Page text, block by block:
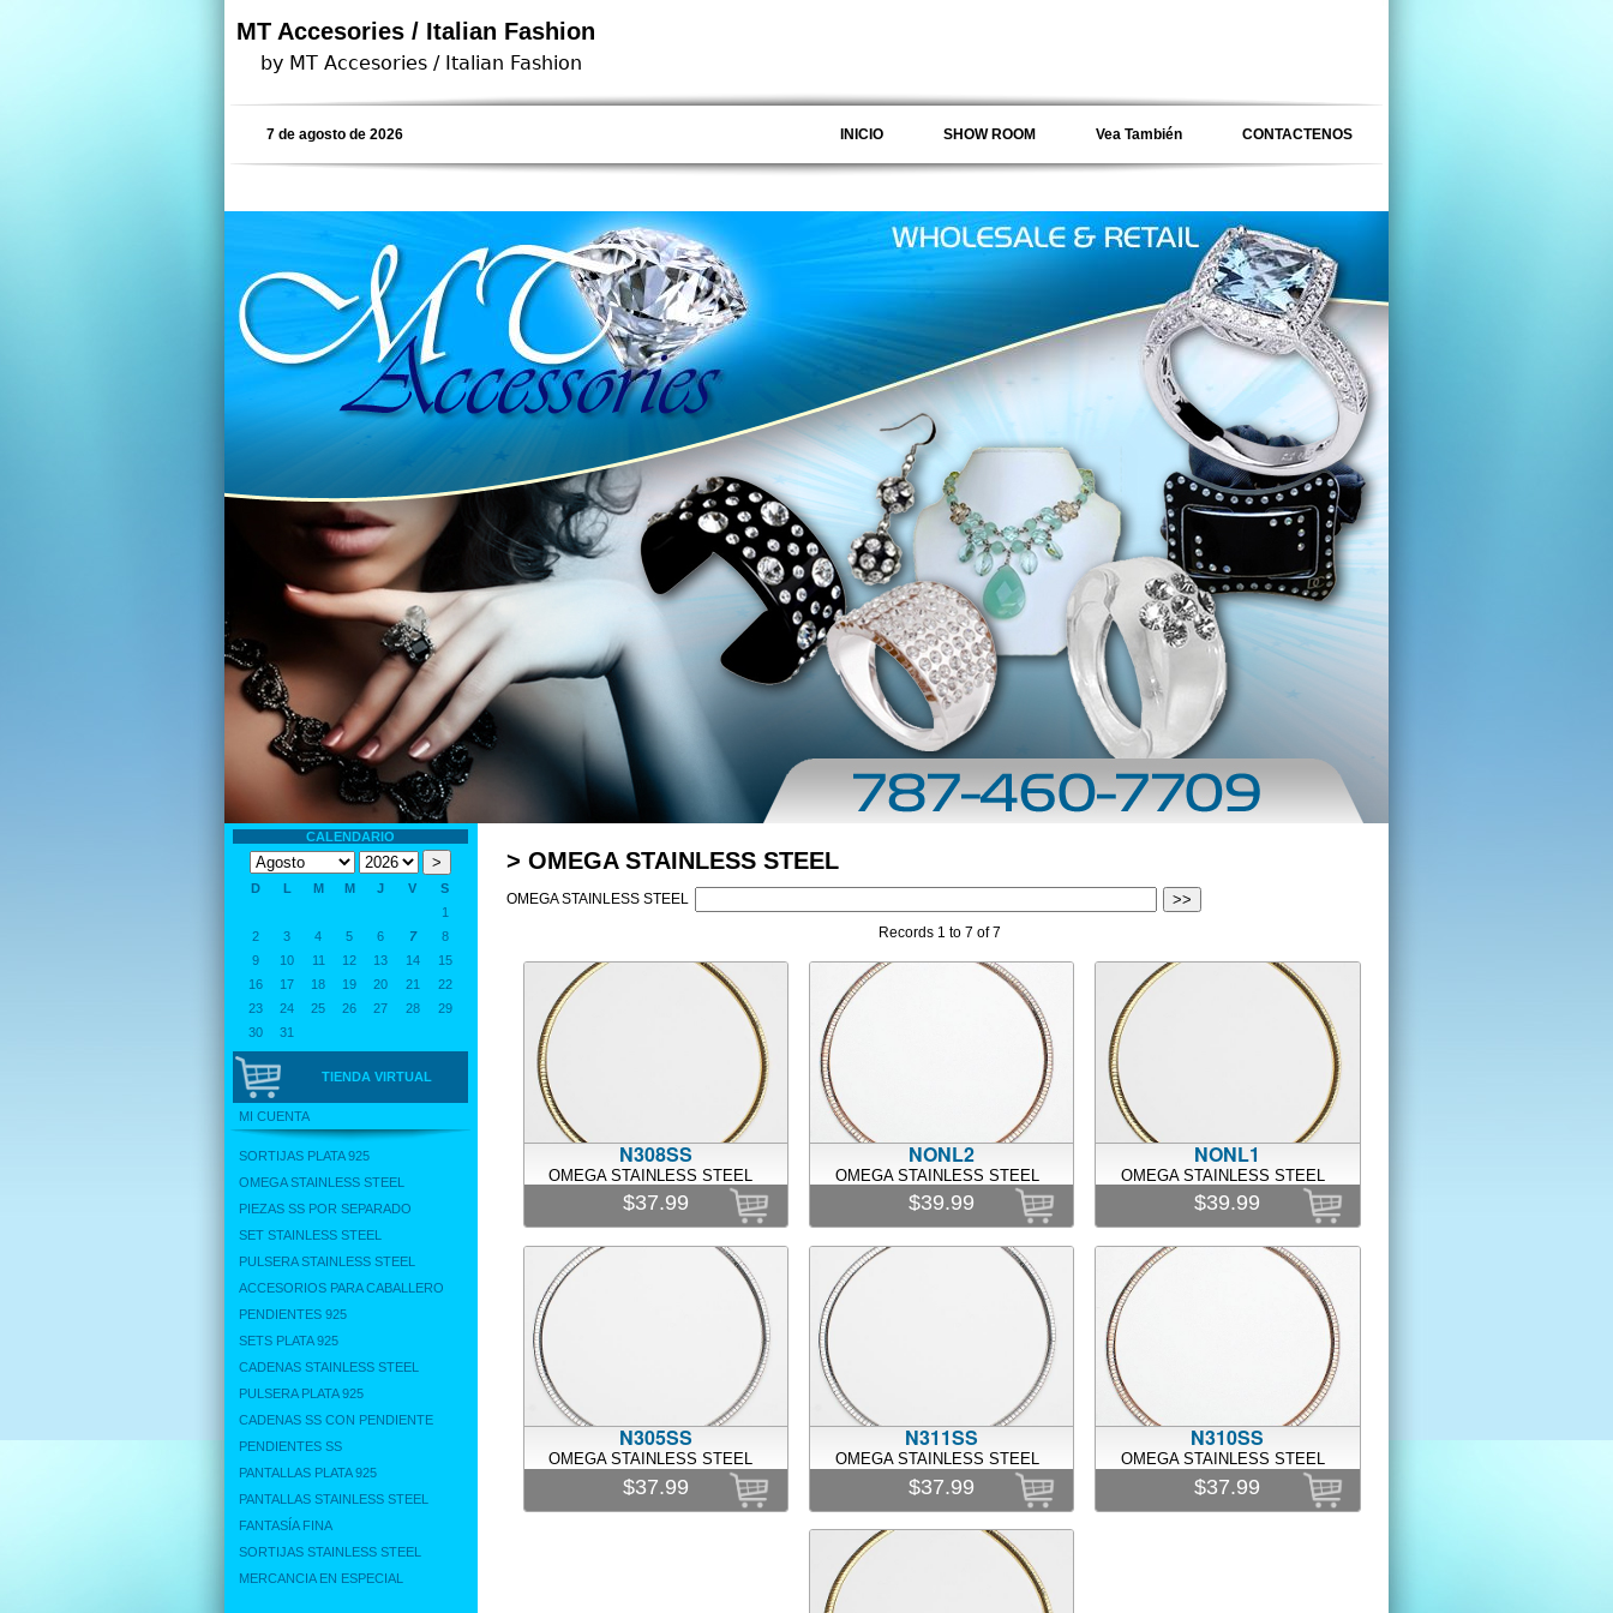
MT Accesories / Italian Fashion
by MT Accesories / Italian Fashion
7 de agosto de 2026 INICIO SHOW ROOM Vea También CONTACTENOS
CALENDARIO
D L M M J V
S
1
2
3 4 5 6 7
8
9
10 11 12 13 14
15
16
17 18 19 20 21
22
23
24 25 26 27 28
29
30
31
TIENDA VIRTUAL
MI CUENTA
SORTIJAS PLATA 925
OMEGA STAINLESS STEEL
PIEZAS SS POR SEPARADO
SET STAINLESS STEEL
PULSERA STAINLESS STEEL
ACCESORIOS PARA CABALLERO
PENDIENTES 925
SETS PLATA 925
CADENAS STAINLESS STEEL
PULSERA PLATA 925
CADENAS SS CON PENDIENTE
PENDIENTES SS
PANTALLAS PLATA 925
PANTALLAS STAINLESS STEEL
FANTASÍA FINA
SORTIJAS STAINLESS STEEL
MERCANCIA EN ESPECIAL
> OMEGA STAINLESS STEEL
OMEGA STAINLESS STEEL
Records 1 to 7 of 7
N308SS
OMEGA STAINLESS STEEL
$37.99
NONL2
OMEGA STAINLESS STEEL
$39.99
NONL1
OMEGA STAINLESS STEEL
$39.99
N305SS
OMEGA STAINLESS STEEL
$37.99
N311SS
OMEGA STAINLESS STEEL
$37.99
N310SS
OMEGA STAINLESS STEEL
$37.99